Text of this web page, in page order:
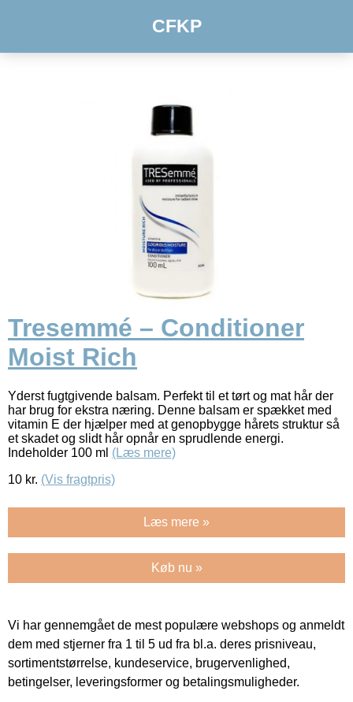
CFKP
Tresemmé – Conditioner
Moist Rich
Yderst fugtgivende balsam. Perfekt til et tørt og mat hår der
har brug for ekstra næring. Denne balsam er spækket med
vitamin E der hjælper med at genopbygge hårets struktur så
et skadet og slidt hår opnår en sprudlende energi.
Indeholder 100 ml (Læs mere)
10 kr. (Vis fragtpris)
Læs mere »
Køb nu »
Vi har gennemgået de mest populære webshops og anmeldt
dem med stjerner fra 1 til 5 ud fra bl.a. deres prisniveau,
sortimentstørrelse, kundeservice, brugervenlighed,
betingelser, leveringsformer og betalingsmuligheder.